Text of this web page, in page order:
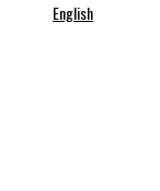
English